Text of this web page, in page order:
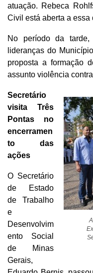
atuação. Rebeca
Civil está aberta a essa
No período da
lideranças do
proposta a formação
assunto violência
Secretário
visita Três
Pontas no
encerramen
to das
ações
O Secretário
de Estado
de Trabalho
e
Desenvolvim
ento Social
de Minas
Gerais,